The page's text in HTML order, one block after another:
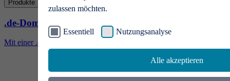
zulassen möchten.
Essentiell Nutzungsanalyse
Alle akzeptieren
Produkte
.de-Domains
Mit einer .de-Domain erhalten Ideen eine Bühne